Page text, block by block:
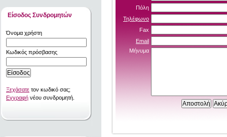
Είσοδος Συνδρομητών
Όνομα χρήστη
Κωδικός πρόσβασης
Ξεχάσατε τον κωδικό σας;
Εγγραφή νέου συνδρομητή.
Πόλη
Τηλέφωνο
Fax
Email
Μήνυμα